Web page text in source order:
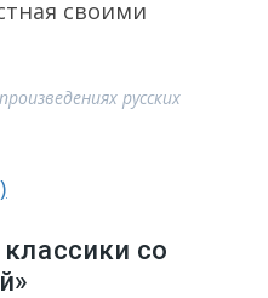
своими
русских
со